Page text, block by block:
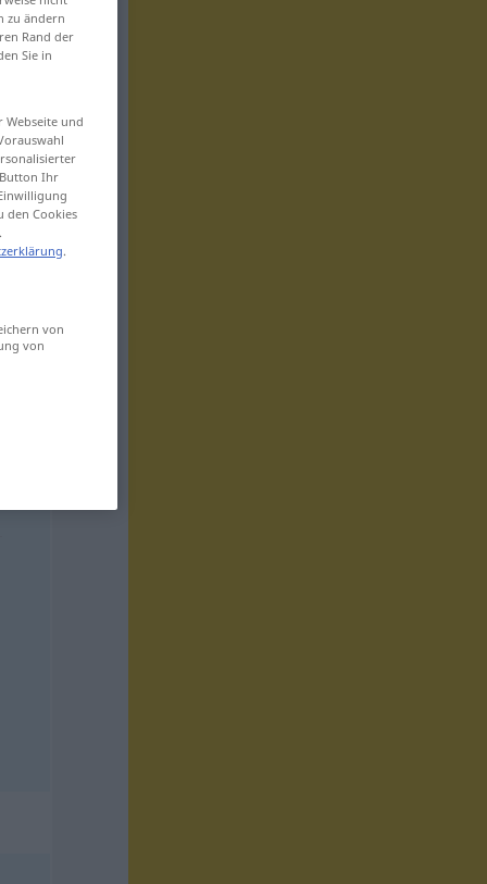
zu ändern
Rand der
Sie in
und
Ihr
den Cookies
.
von
von